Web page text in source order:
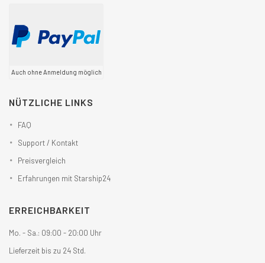
Auch ohne Anmeldung möglich
NÜTZLICHE LINKS
FAQ
Support / Kontakt
Preisvergleich
Erfahrungen mit Starship24
ERREICHBARKEIT
Mo. - Sa.: 09:00 - 20:00 Uhr
Lieferzeit bis zu 24 Std.